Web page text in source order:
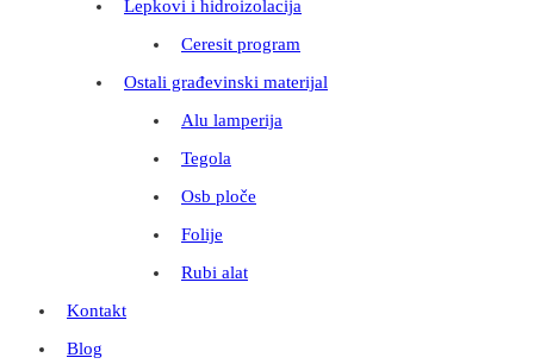
Lepkovi i hidroizolacija
Ceresit program
Ostali građevinski materijal
Alu lamperija
Tegola
Osb ploče
Folije
Rubi alat
Kontakt
Blog